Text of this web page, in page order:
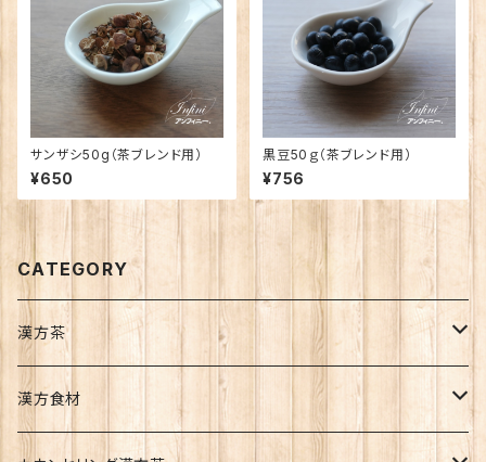
サンザシ50g（茶ブレンド用）
¥650
黒豆50ｇ（茶ブレンド用）
¥756
CATEGORY
漢方茶
季節の漢方茶
漢方食材